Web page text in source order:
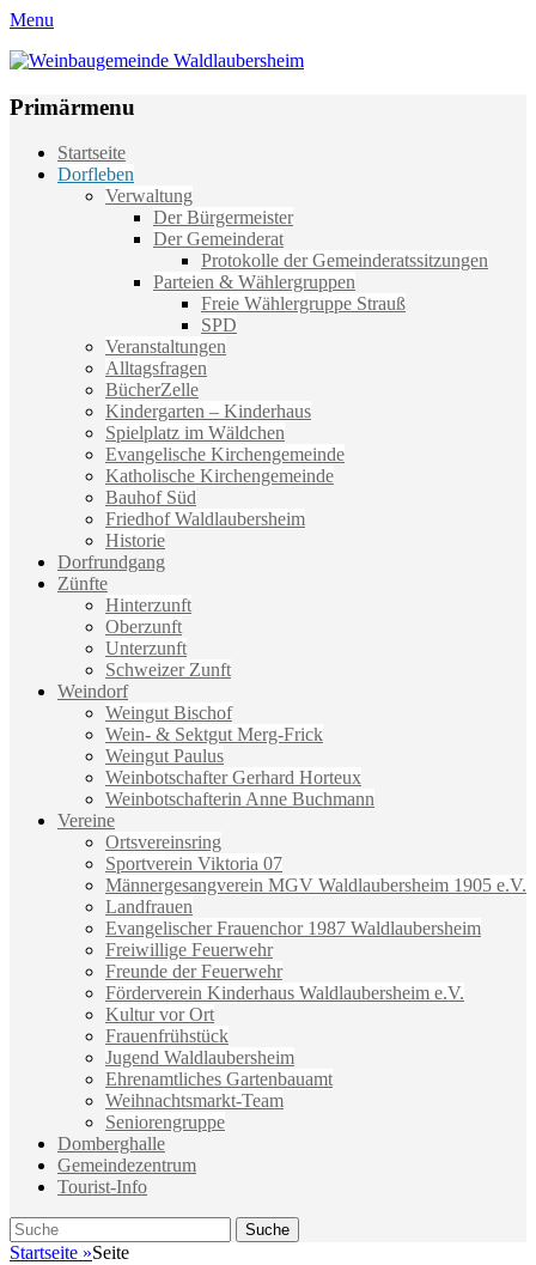
Menu
Weinbaugemeinde Waldlaubersheim
Primärmenu
Weiter
zum
Startseite
Dorfleben
Verwaltung
Der Bürgermeister
Der Gemeinderat
Protokolle der Gemeinderatssitzungen
Parteien & Wählergruppen
Freie Wählergruppe Strauß
SPD
Veranstaltungen
Alltagsfragen
BücherZelle
Kindergarten – Kinderhaus
Spielplatz im Wäldchen
Evangelische Kirchengemeinde
Katholische Kirchengemeinde
Bauhof Süd
Friedhof Waldlaubersheim
Historie
Dorfrundgang
Zünfte
Hinterzunft
Oberzunft
Unterzunft
Schweizer Zunft
Weindorf
Weingut Bischof
Wein- & Sektgut Merg-Frick
Weingut Paulus
Weinbotschafter Gerhard Horteux
Weinbotschafterin Anne Buchmann
Vereine
Ortsvereinsring
Sportverein Viktoria 07
Männergesangverein MGV Waldlaubersheim 1905 e.V.
Landfrauen
Evangelischer Frauenchor 1987 Waldlaubersheim
Freiwillige Feuerwehr
Freunde der Feuerwehr
Förderverein Kinderhaus Waldlaubersheim e.V.
Kultur vor Ort
Frauenfrühstück
Jugend Waldlaubersheim
Ehrenamtliches Gartenbauamt
Weihnachtsmarkt-Team
Seniorengruppe
Domberghalle
Gemeindezentrum
Tourist-Info
Suche
Suche
nach:
Startseite »Seite